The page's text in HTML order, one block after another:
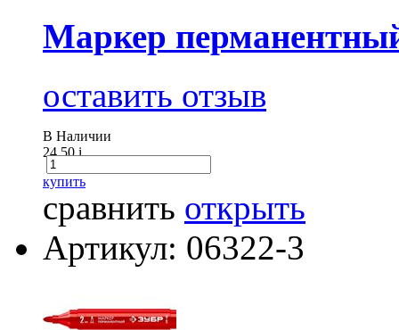
Маркер
оставить отзыв
В Наличии
24.50i
купить
сравнить открыть
Артикул: 06322-3